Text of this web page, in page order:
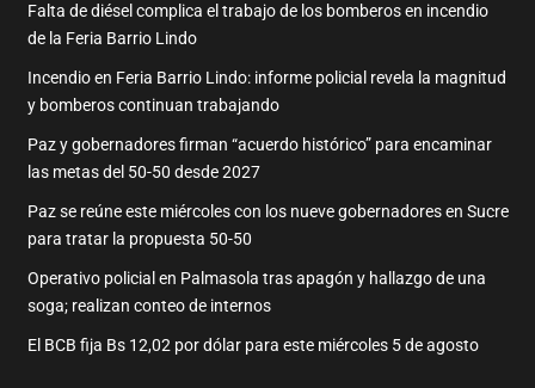
Falta de diésel complica el trabajo de los bomberos en incendio
de la Feria Barrio Lindo
Incendio en Feria Barrio Lindo: informe policial revela la magnitud
y bomberos continuan trabajando
Paz y gobernadores firman “acuerdo histórico” para encaminar
las metas del 50-50 desde 2027
Paz se reúne este miércoles con los nueve gobernadores en Sucre
para tratar la propuesta 50-50
Operativo policial en Palmasola tras apagón y hallazgo de una
soga; realizan conteo de internos
El BCB fija Bs 12,02 por dólar para este miércoles 5 de agosto